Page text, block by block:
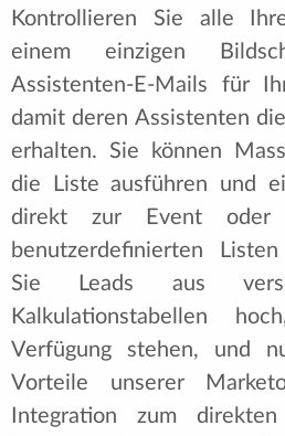
Kontrollieren Sie alle
einem einzigen
Assistenten-E-Mails für
damit deren Assistenten
erhalten. Sie können
die Liste ausführen und
direkt zur Event oder
benutzerdefinierten
Sie Leads aus
Kalkulationstabellen
Verfügung stehen, und
Vorteile unserer
Integration zum